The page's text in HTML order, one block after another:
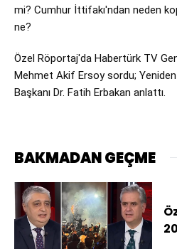
mi? Cumhur İttifakı'ndan neden
ne?
Özel Röportaj'da Habertürk TV
Mehmet Akif Ersoy sordu;
Başkanı Dr. Fatih Erbakan anlattı.
BAKMADAN GEÇME